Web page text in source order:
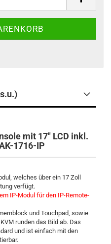
mit 17" LCD inkl.
1716-IP
welches über ein 17 Zoll
verfügt.
IP-Modul für den IP-Remote-
und Touchpad, sowie
runden das Bild ab. Das
und ist einfach mit den